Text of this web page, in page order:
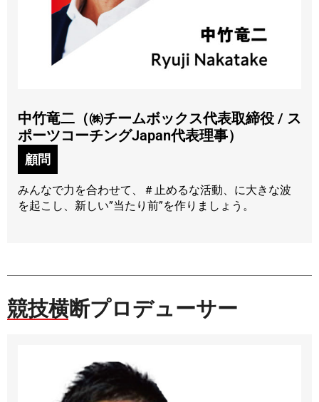
中竹竜二（㈱チームボックス代表取締役 / ス
ポーツコーチングJapan代表理事）
顧問
みんなで力を合わせて、＃止めるな活動、に大きな波
を起こし、新しい”当たり前”を作りましょう。
競技横断プロデューサー